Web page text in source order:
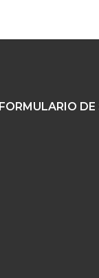
FORMULARIO DE